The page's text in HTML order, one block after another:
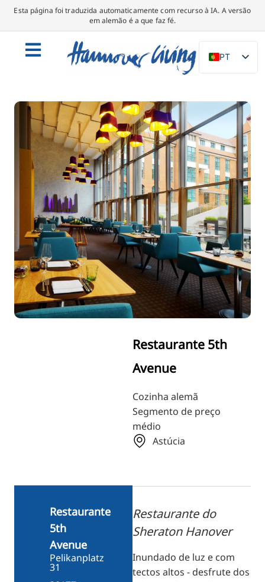
Esta página foi traduzida automaticamente com recurso à IA. A versão
em alemão é a que faz fé.
PT
DE
NL
ES
IT
DA
SV
FR
TR
RU
FI
ZH
JA
Restaurante 5th
Avenue
Cozinha alemã
Segmento de preço
médio
Astúcia
Restaurante do
Sheraton Hanover
Inundado de luz e com
tectos altos - desfrute dos
Restaurante
5th
Avenue
Pelikanplatz
31